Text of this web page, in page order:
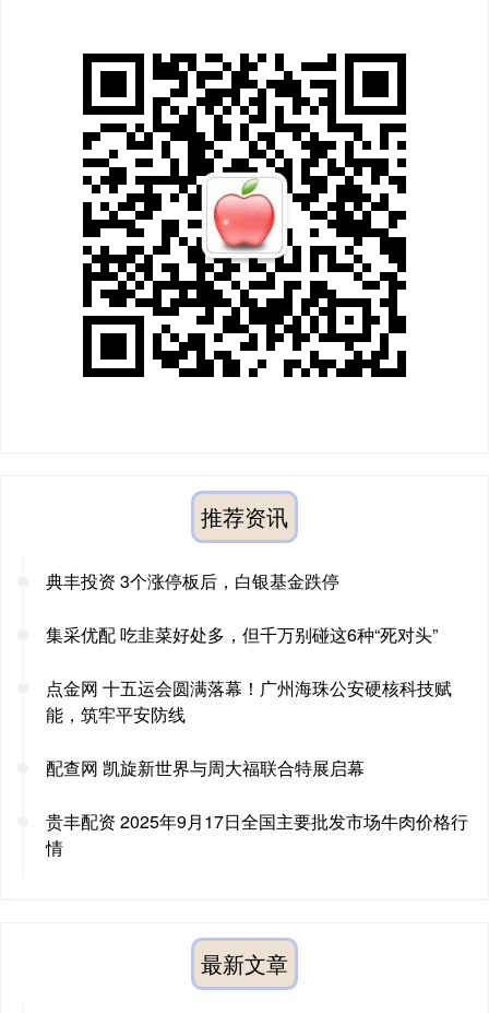
推荐资讯
典丰投资 3个涨停板后，白银基金跌停
集采优配 吃韭菜好处多，但千万别碰这6种“死对头”
点金网 十五运会圆满落幕！广州海珠公安硬核科技赋
能，筑牢平安防线
配查网 凯旋新世界与周大福联合特展启幕
贵丰配资 2025年9月17日全国主要批发市场牛肉价格行
情
最新文章